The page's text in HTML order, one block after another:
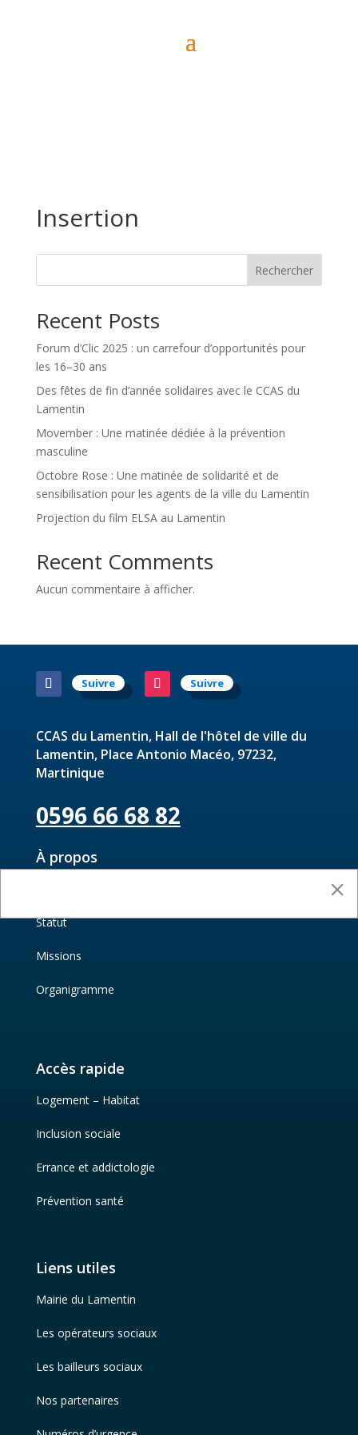
Insertion
Rechercher
Recent Posts
Forum d’Clic 2025 : un carrefour d’opportunités pour
les 16–30 ans
Des fêtes de fin d’année solidaires avec le CCAS du
Lamentin
Movember : Une matinée dédiée à la prévention
masculine
Octobre Rose : Une matinée de solidarité et de
sensibilisation pour les agents de la ville du Lamentin
Projection du film ELSA au Lamentin
Recent Comments
Aucun commentaire à afficher.
Suivre Suivre
CCAS du Lamentin, Hall de l'hôtel de ville du
Lamentin, Place Antonio Macéo, 97232,
Martinique
0596 66 68 82
À propos
Statut
Missions
Organigramme
Accès rapide
Logement – Habitat
Inclusion sociale
Errance et addictologie
Prévention santé
Liens utiles
Mairie du Lamentin
Les opérateurs sociaux
Les bailleurs sociaux
Nos partenaires